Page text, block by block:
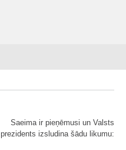
Saeima ir pieņēmusi un Valsts
prezidents izsludina šādu likumu: